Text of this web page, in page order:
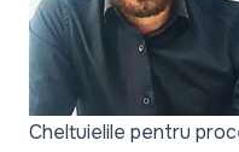
Cheltuielile pentru